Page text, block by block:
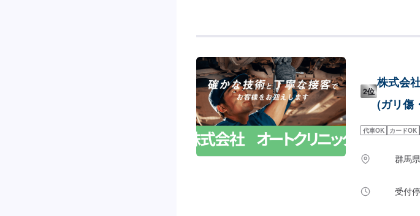
ます。常連さ
ます。
問い合わせ【
の持ち込みOK
ご入用のお客
ます。【定休
8:30~19:00
2位
株式会
(ガリ傷
代車OK カードOK
群馬
受付